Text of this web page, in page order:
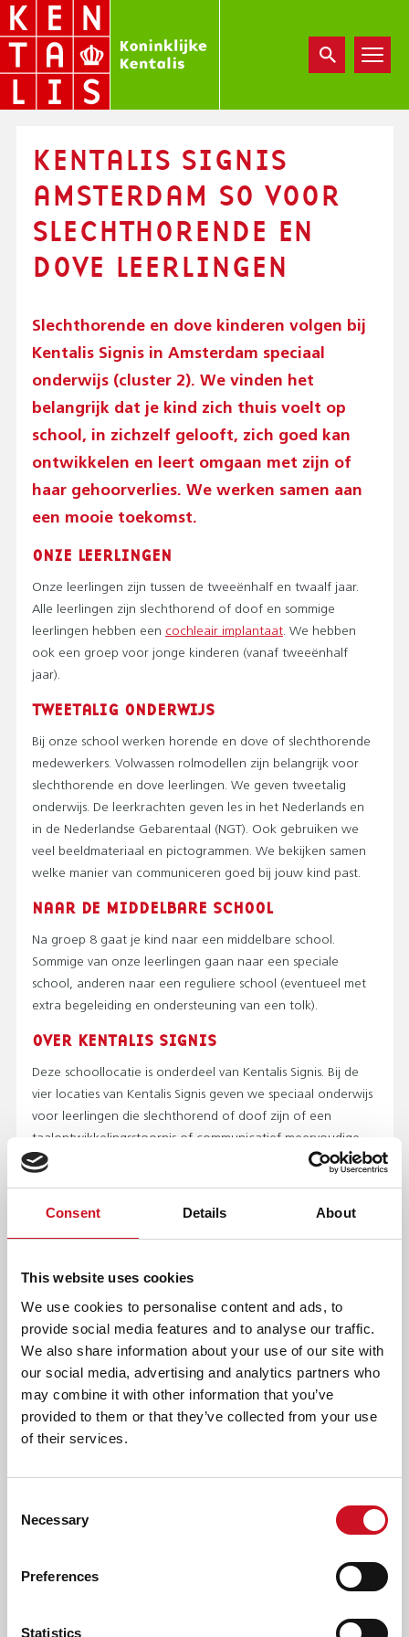
Consent Details About
This website uses cookies
We use cookies to personalise content and ads, to
provide social media features and to analyse our traffic.
We also share information about your use of our site with
our social media, advertising and analytics partners who
may combine it with other information that you’ve
provided to them or that they’ve collected from your use
of their services.
Selection
Necessary
Preferences
Statistics
Overslaan
en
de
inhoud
KENTALIS SIGNIS
AMSTERDAM SO VOOR
SLECHTHORENDE EN
DOVE LEERLINGEN
Slechthorende en dove kinderen volgen bij
Kentalis Signis in Amsterdam speciaal
onderwijs (cluster 2). We vinden het
belangrijk dat je kind zich thuis voelt op
school, in zichzelf gelooft, zich goed kan
ontwikkelen en leert omgaan met zijn of
haar gehoorverlies. We werken samen aan
een mooie toekomst.
ONZE LEERLINGEN
Onze leerlingen zijn tussen de tweeënhalf en twaalf jaar.
Alle leerlingen zijn slechthorend of doof en sommige
leerlingen hebben een cochleair implantaat. We hebben
ook een groep voor jonge kinderen (vanaf tweeënhalf
jaar).
TWEETALIG ONDERWIJS
Bij onze school werken horende en dove of slechthorende
medewerkers. Volwassen rolmodellen zijn belangrijk voor
slechthorende en dove leerlingen. We geven tweetalig
onderwijs. De leerkrachten geven les in het Nederlands en
in de Nederlandse Gebarentaal (NGT). Ook gebruiken we
veel beeldmateriaal en pictogrammen. We bekijken samen
welke manier van communiceren goed bij jouw kind past.
NAAR DE MIDDELBARE SCHOOL
Na groep 8 gaat je kind naar een middelbare school.
Sommige van onze leerlingen gaan naar een speciale
school, anderen naar een reguliere school (eventueel met
extra begeleiding en ondersteuning van een tolk).
OVER KENTALIS SIGNIS
Deze schoollocatie is onderdeel van Kentalis Signis. Bij de
vier locaties van Kentalis Signis geven we speciaal onderwijs
voor leerlingen die slechthorend of doof zijn of een
taalontwikkelingsstoornis of communicatief meervoudige
beperking hebben. Dit heet ook wel cluster 2-onderwijs.
AMBULANTE BEGELEIDING
reguliere school gaan. Dit noemen we
je kind op school en geven advies en trainingen aan de
leerkrachten van je kind. Het doel is dat je kind zich prettig
voelt in de klas en de lessen goed kan volgen.
AANMELDEN
Ben je benieuwd naar onze school? Neem gerust contact
met ons op voor meer informatie of een rondleiding.
Voor speciaal onderwijs of ambulante begeleiding heeft je
ondersteuningsarrangement nodig. Voor vragen of meer